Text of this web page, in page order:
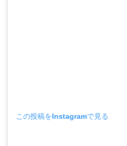
この投稿をInstagramで見る